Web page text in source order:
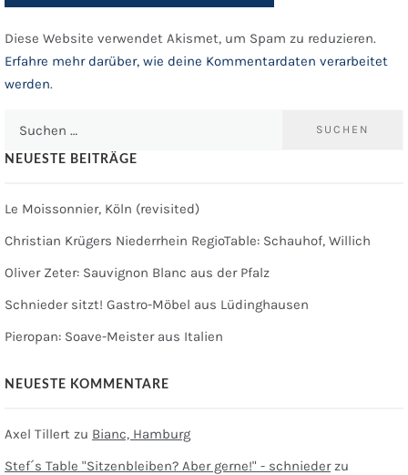
Diese Website verwendet Akismet, um Spam zu reduzieren.
Erfahre mehr darüber, wie deine Kommentardaten verarbeitet
werden.
NEUESTE BEITRÄGE
Le Moissonnier, Köln (revisited)
Christian Krügers Niederrhein RegioTable: Schauhof, Willich
Oliver Zeter: Sauvignon Blanc aus der Pfalz
Schnieder sitzt! Gastro-Möbel aus Lüdinghausen
Pieropan: Soave-Meister aus Italien
NEUESTE KOMMENTARE
Axel Tillert zu Bianc, Hamburg
Stef´s Table "Sitzenbleiben? Aber gerne!" - schniederzu